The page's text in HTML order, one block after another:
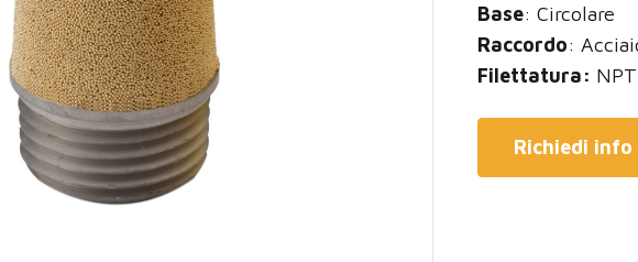
Base: Circolare
Raccordo:
Filettatura: NPT
Richiedi info